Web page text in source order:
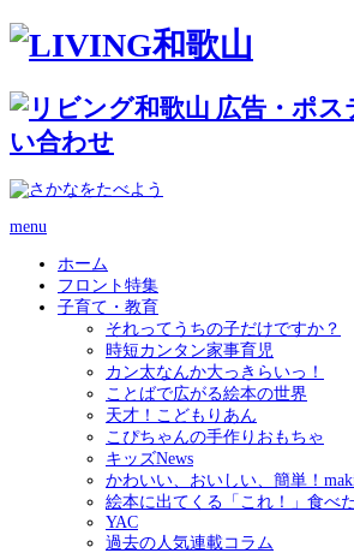
menu
ホーム
フロント特集
子育て・教育
それってうちの子だけですか？
時短カンタン家事育児
カン太なんか大っきらいっ！
ことばで広がる絵本の世界
天才！こどもりあん
こぴちゃんの手作りおもちゃ
キッズNews
かわいい、おいしい、簡単！
絵本に出てくる「これ！」食べ
YAC
過去の人気連載コラム